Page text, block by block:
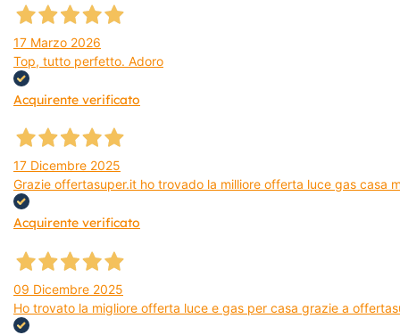
17 Marzo 2026
Top, tutto perfetto. Adoro
Acquirente verificato
17 Dicembre 2025
Grazie offertasuper.it ho trovado la milliore offerta luce gas casa
Acquirente verificato
09 Dicembre 2025
Ho trovato la migliore offerta luce e gas per casa grazie a